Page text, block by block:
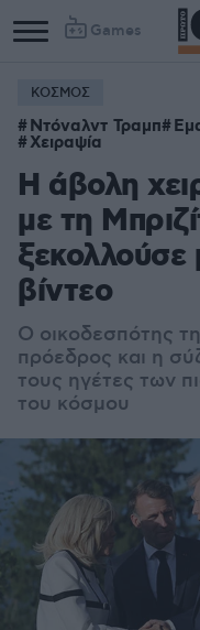
Games
ΚΟΣΜΟΣ
Ντόναλντ Τραμπ
Χειραψία
Η άβολη
με τη
ξεκολλούσε
βίντεο
Ο οικοδεσπότης
πρόεδρος και η
τους ηγέτες των
του κόσμου